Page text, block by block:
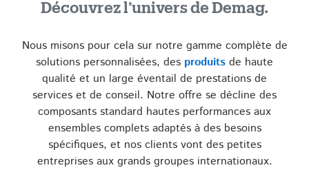
Découvrez l’univers de Demag.
Nous misons pour cela sur notre gamme complète de
solutions personnalisées, des produits de haute
qualité et un large éventail de prestations de
services et de conseil. Notre offre se décline des
composants standard hautes performances aux
ensembles complets adaptés à des besoins
spécifiques, et nos clients vont des petites
entreprises aux grands groupes internationaux.